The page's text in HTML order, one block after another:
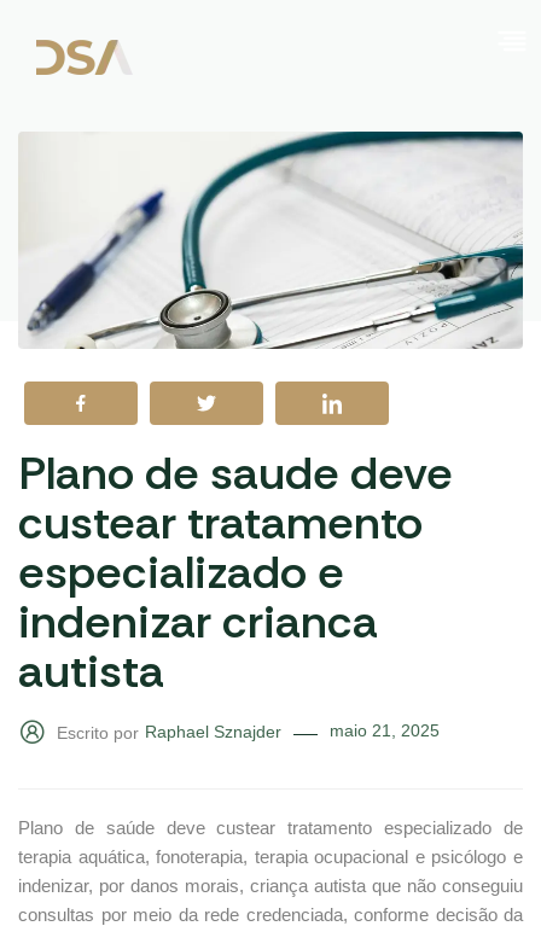
Plano de saude deve
custear tratamento
especializado e
indenizar crianca
autista
Escrito por Raphael Sznajder maio 21, 2025
Plano de saúde deve custear tratamento especializado de
terapia aquática, fonoterapia, terapia ocupacional e psicólogo e
indenizar, por danos morais, criança autista que não conseguiu
consultas por meio da rede credenciada, conforme decisão da